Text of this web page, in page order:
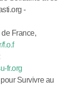
-
France,
f.o.f
fr.org
Survivre au